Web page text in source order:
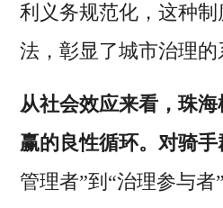
利义务规范化，这种
法，彰显了城市治理的
从社会效应来看，珠
赢的良性循环。对骑手
管理者”到“治理参与